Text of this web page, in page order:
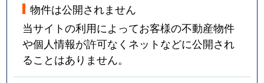
物件は公開されません
当サイトの利用によってお客様の不動産物件
や個人情報が許可なくネットなどに公開され
ることはありません。